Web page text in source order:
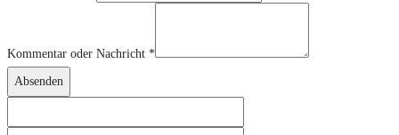
Kommentar oder Nachricht *
Absenden